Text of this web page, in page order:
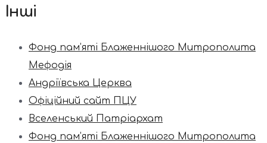
Інші
Фонд пам’яті Блаженнішого Митрополита
Мефодія
Андріївська Церква
Офіційний сайт ПЦУ
Вселенський Патріархат
Фонд пам’яті Блаженнішого Митрополита